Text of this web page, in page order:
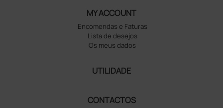
MY ACCOUNT
Encomendas e Faturas
Lista de desejos
Os meus dados
UTILIDADE
CONTACTOS